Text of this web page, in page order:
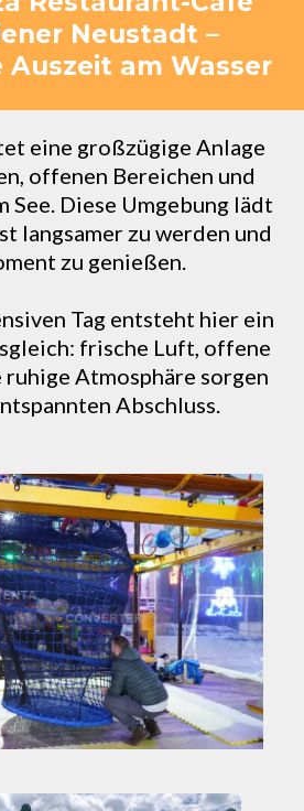
Neustadt –
am Wasser
eine großzügige Anlage
offenen Bereichen und
See. Diese Umgebung lädt
langsamer zu werden und
zu genießen.
Tag entsteht hier ein
frische Luft, offene
ruhige Atmosphäre sorgen
Abschluss.